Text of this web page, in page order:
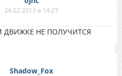
26.02.2013 в 14:27
ДВИЖКЕ НЕ ПОЛУЧИТСЯ
Shadow_Fox